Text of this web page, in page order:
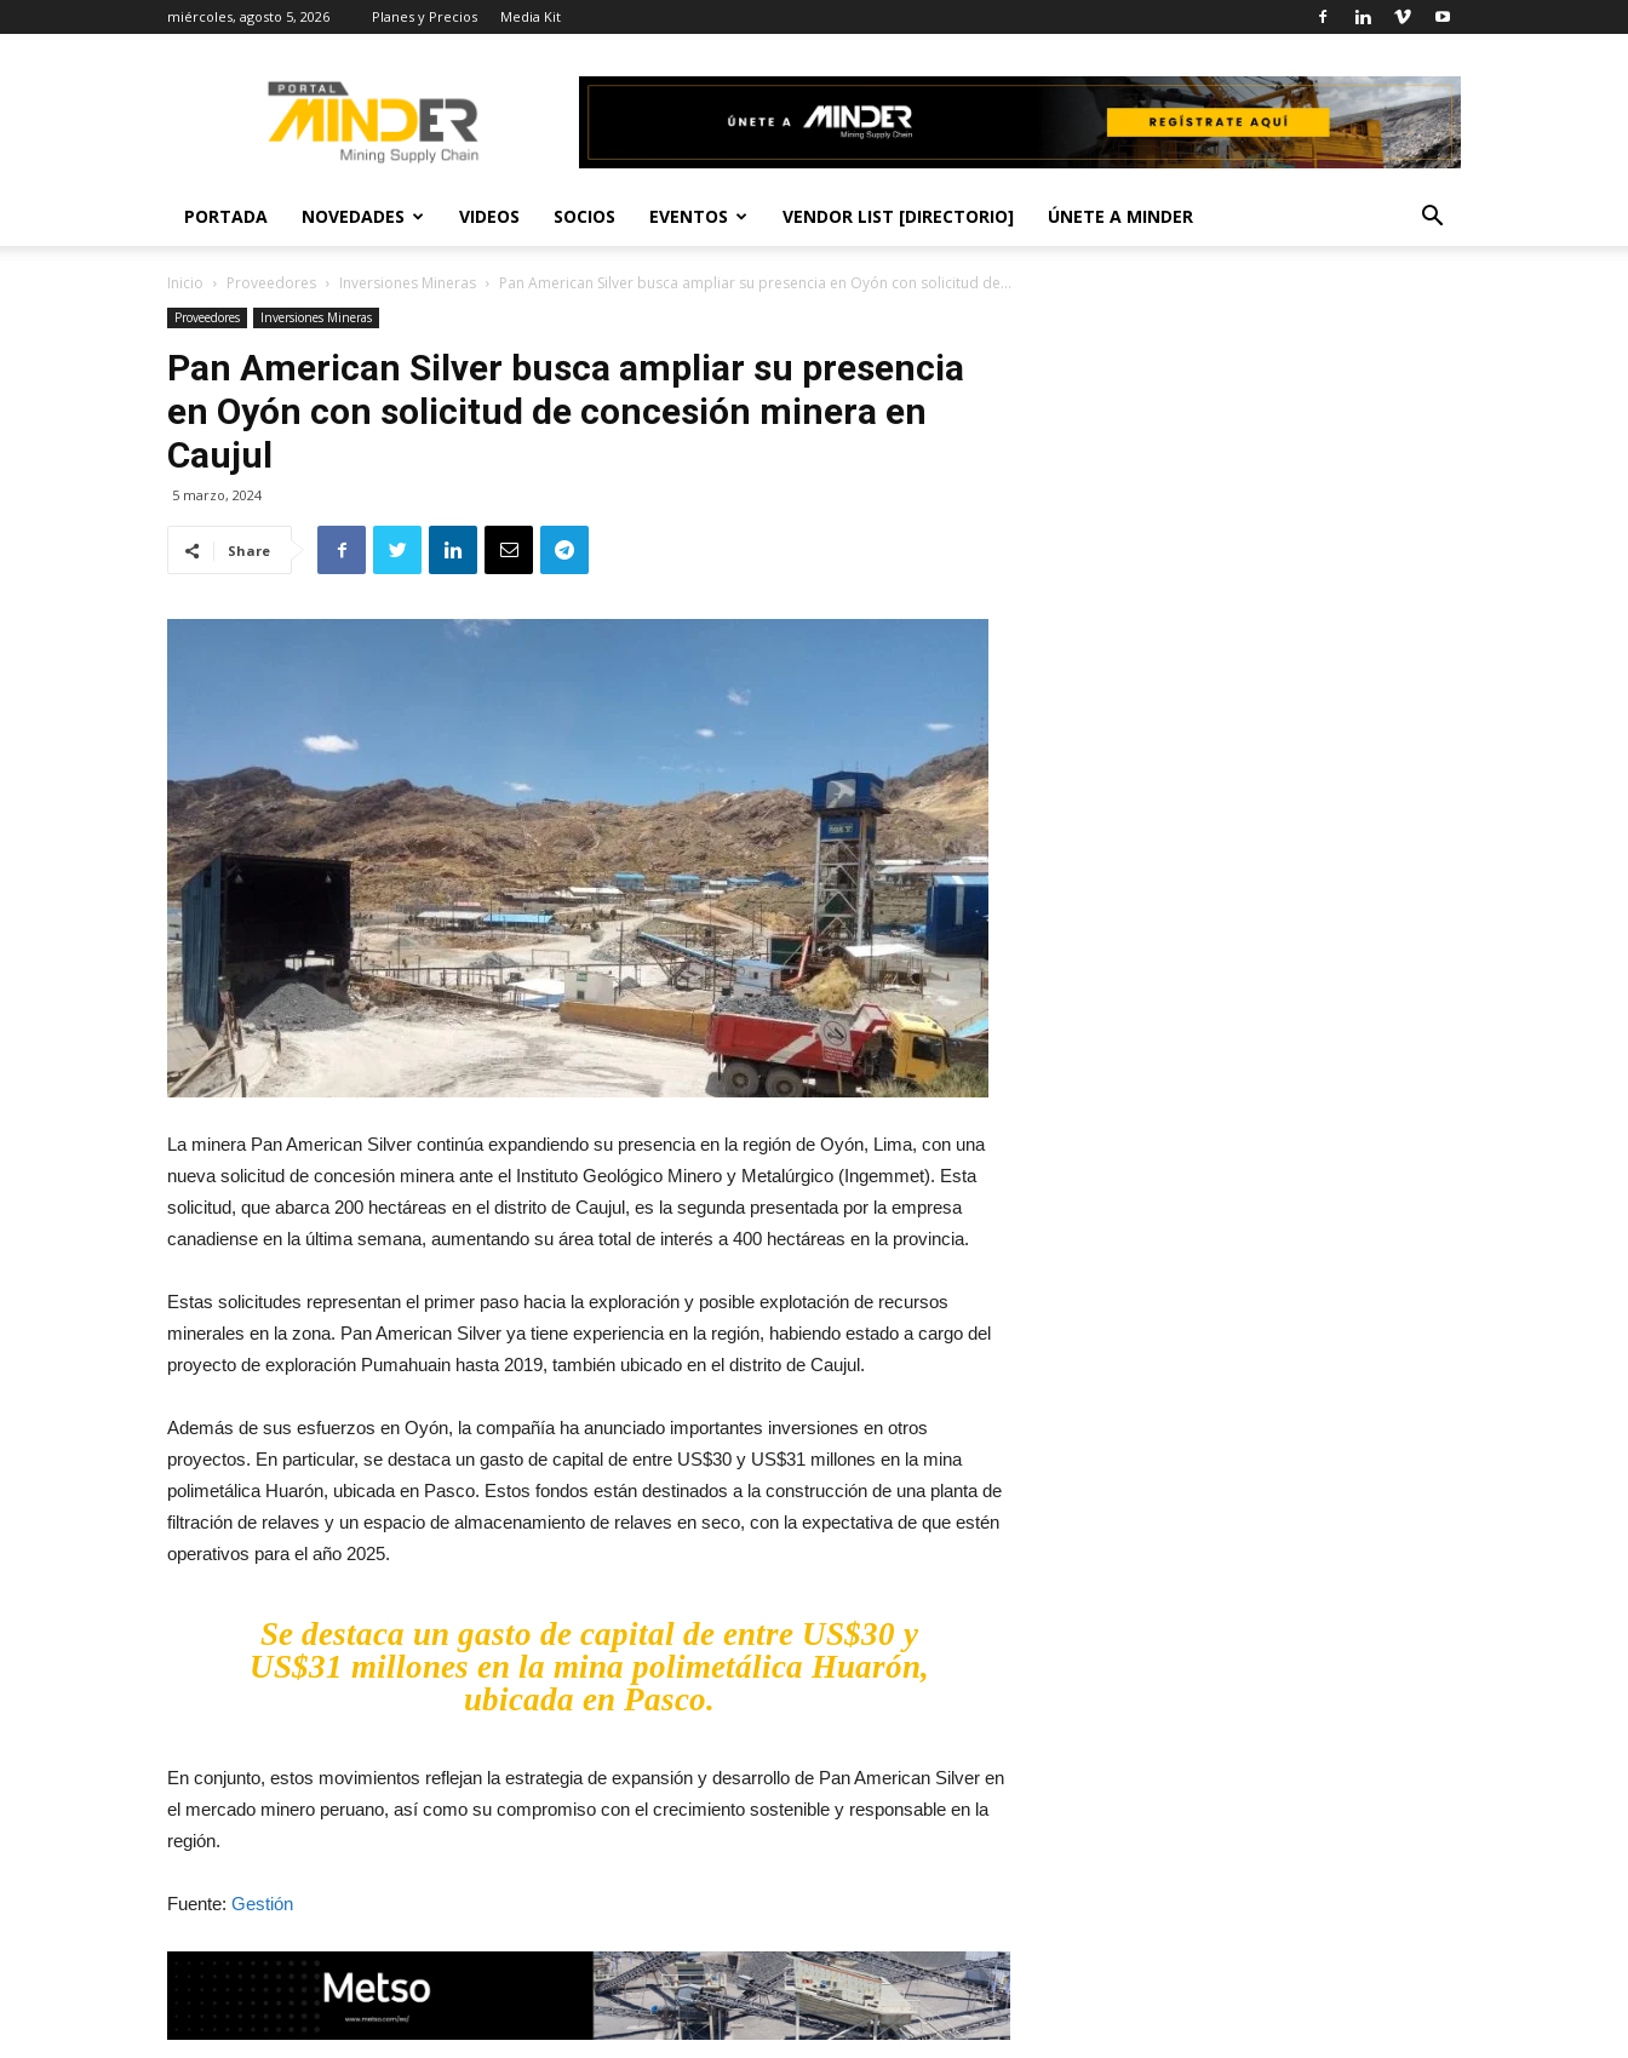
miércoles, agosto 5, 2026 Planes y Precios Media Kit
Actualidad
Minera
PORTADA NOVEDADES VIDEOS SOCIOS EVENTOS VENDOR LIST [DIRECTORIO] ÚNETE A MINDER
Inicio Proveedores Inversiones Mineras Pan American Silver busca ampliar su presencia en Oyón con solicitud de...
Proveedores Inversiones Mineras
Pan American Silver busca ampliar su presencia
en Oyón con solicitud de concesión minera en
Caujul
5 marzo, 2024
Share
La minera Pan American Silver continúa expandiendo su presencia en la región de Oyón, Lima, con una
nueva solicitud de concesión minera ante el Instituto Geológico Minero y Metalúrgico (Ingemmet). Esta
solicitud, que abarca 200 hectáreas en el distrito de Caujul, es la segunda presentada por la empresa
canadiense en la última semana, aumentando su área total de interés a 400 hectáreas en la provincia.
Estas solicitudes representan el primer paso hacia la exploración y posible explotación de recursos
minerales en la zona. Pan American Silver ya tiene experiencia en la región, habiendo estado a cargo del
proyecto de exploración Pumahuain hasta 2019, también ubicado en el distrito de Caujul.
Además de sus esfuerzos en Oyón, la compañía ha anunciado importantes inversiones en otros
proyectos. En particular, se destaca un gasto de capital de entre US$30 y US$31 millones en la mina
polimetálica Huarón, ubicada en Pasco. Estos fondos están destinados a la construcción de una planta de
filtración de relaves y un espacio de almacenamiento de relaves en seco, con la expectativa de que estén
operativos para el año 2025.
Se destaca un gasto de capital de entre US$30 y
US$31 millones en la mina polimetálica Huarón,
ubicada en Pasco.
En conjunto, estos movimientos reflejan la estrategia de expansión y desarrollo de Pan American Silver en
el mercado minero peruano, así como su compromiso con el crecimiento sostenible y responsable en la
región.
Fuente: Gestión